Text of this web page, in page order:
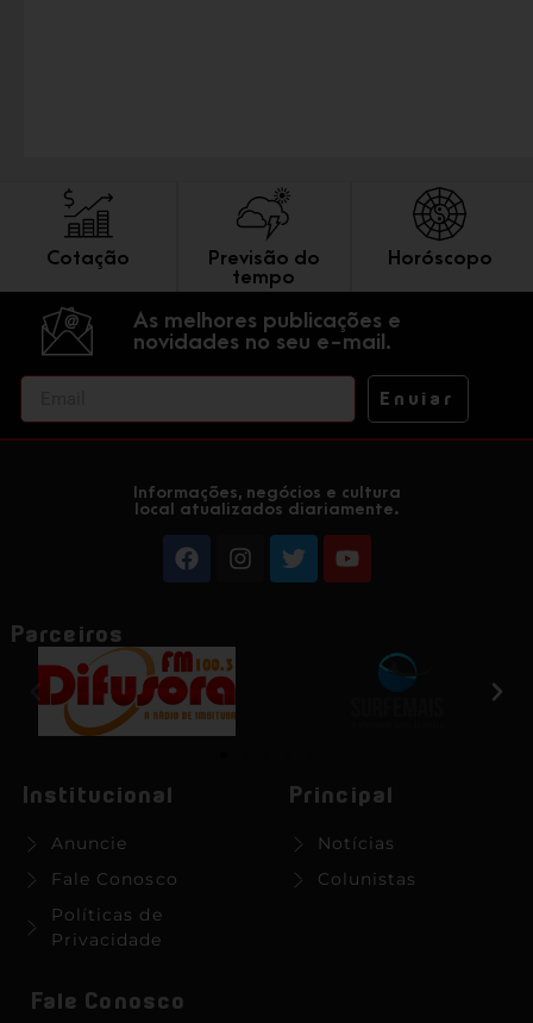
Cotação
Previsão do
tempo
Horóscopo
As melhores publicações e
novidades no seu e-mail.
Enviar
Informações, negócios e cultura
local atualizados diariamente.
Parceiros
Institucional
Anuncie
Fale Conosco
Políticas de
Privacidade
Principal
Notícias
Colunistas
Fale Conosco